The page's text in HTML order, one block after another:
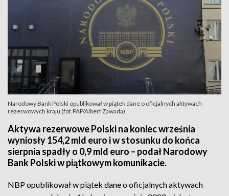
Narodowy Bank Polski opublikował w piątek dane o oficjalnych aktywach
rezerwowych kraju (fot.PAP/Albert Zawada)
Aktywa rezerwowe Polski na koniec września
wyniosły 154,2 mld euro i w stosunku do końca
sierpnia spadły o 0,9 mld euro – podał Narodowy
Bank Polski w piątkowym komunikacie.
NBP opublikował w piątek dane o oficjalnych aktywach